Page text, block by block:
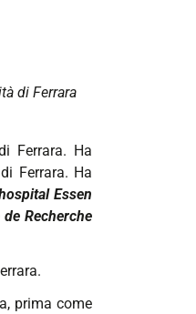
di Ferrara
Ferrara. Ha
Ferrara. Ha
Essen
Recherche
prima come